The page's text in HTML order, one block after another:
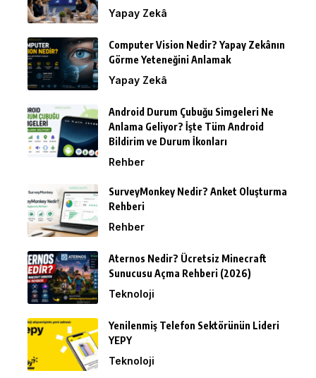
Yapay Zekâ
Computer Vision Nedir? Yapay Zekânın
Görme Yeteneğini Anlamak
Yapay Zekâ
Android Durum Çubuğu Simgeleri Ne
Anlama Geliyor? İşte Tüm Android
Bildirim ve Durum İkonları
Rehber
SurveyMonkey Nedir? Anket Oluşturma
Rehberi
Rehber
Aternos Nedir? Ücretsiz Minecraft
Sunucusu Açma Rehberi (2026)
Teknoloji
Yenilenmiş Telefon Sektörünün Lideri
YEPY
Teknoloji